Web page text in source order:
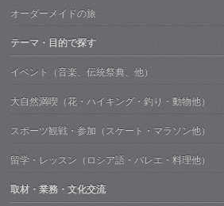
オーダーメイドの旅
テーマ・目的で探す
イベント（音楽、伝統祭典、他）
大自然満喫（花・ハイキング・釣り・動物他）
スポーツ観戦・参加（スケート・マラソン他）
留学・レッスン（ロシア語・バレエ・料理他）
取材・業務・文化交流